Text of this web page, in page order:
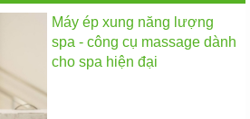
Máy ép xung năng lượng
spa - công cụ massage dành
cho spa hiện đại